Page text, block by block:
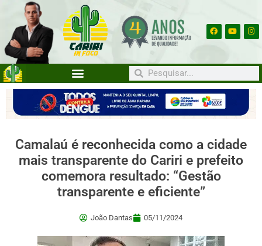
Camalaú é reconhecida como a cidade
mais transparente do Cariri e prefeito
comemora resultado: “Gestão
transparente e eficiente”
João Dantas 05/11/2024